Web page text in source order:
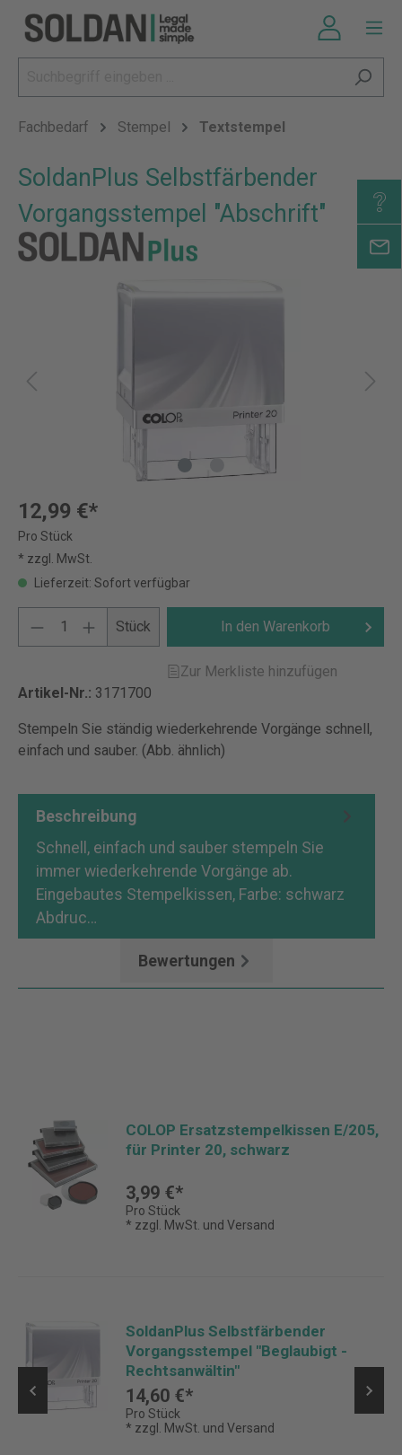
Fachbedarf Stempel Textstempel
SoldanPlus Selbstfärbender
Vorgangsstempel "Abschrift"
12,99 €*
Pro Stück
* zzgl. MwSt.
Lieferzeit: Sofort verfügbar
Stück In den Warenkorb
Zur Merkliste hinzufügen
Artikel-Nr.: 3171700
Stempeln Sie ständig wiederkehrende Vorgänge schnell,
einfach und sauber. (Abb. ähnlich)
Beschreibung
Schnell, einfach und sauber stempeln Sie
immer wiederkehrende Vorgänge ab.
Eingebautes Stempelkissen, Farbe: schwarz
Abdruc…
Bewertungen
COLOP Ersatzstempelkissen E/205,
für Printer 20, schwarz
3,99 €*
Pro Stück
* zzgl. MwSt. und Versand
SoldanPlus Selbstfärbender
Vorgangsstempel "Beglaubigt -
Rechtsanwältin"
14,60 €*
Pro Stück
* zzgl. MwSt. und Versand